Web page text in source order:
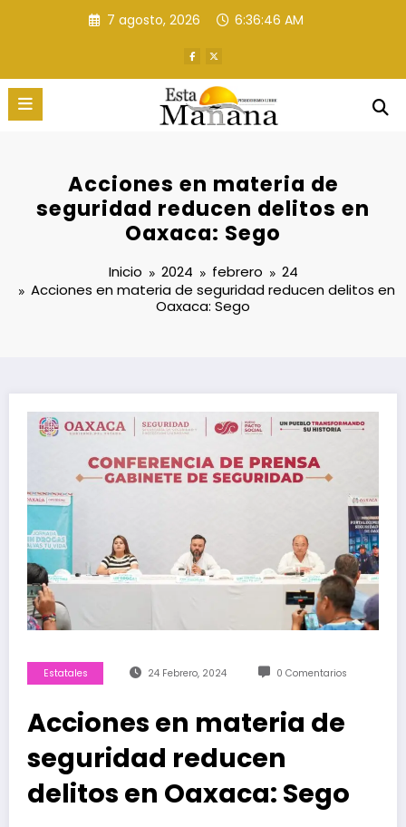
7 agosto, 2026 6:36:47 AM
Acciones en materia de
seguridad reducen delitos en
Oaxaca: Sego
Inicio 2024 febrero
24
Acciones en materia de seguridad reducen delitos en
Oaxaca: Sego
Estatales 24 Febrero, 2024 0 Comentarios
Acciones en materia de
seguridad reducen
delitos en Oaxaca: Sego